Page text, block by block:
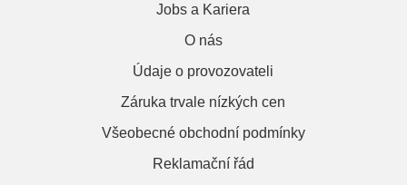
Jobs a Kariera
O nás
Údaje o provozovateli
Záruka trvale nízkých cen
Všeobecné obchodní podmínky
Reklamační řád